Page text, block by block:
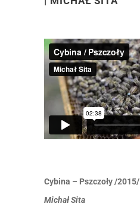
Cybina – Pszczoły /2015/
Michał Sita